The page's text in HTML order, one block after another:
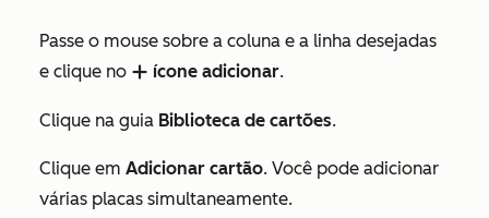
Passe o mouse sobre a coluna e a linha desejadas
e clique no add ícone adicionar.
Clique na guia Biblioteca de cartões.
Clique em Adicionar cartão. Você pode adicionar
várias placas simultaneamente.